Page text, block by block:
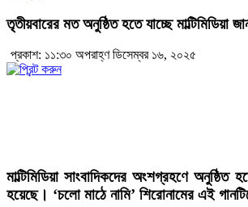
তৃতীয়বারের মত অনুষ্ঠিত হতে যাচ্ছে মাল্টিমিডিয়া
প্রকাশ: ১১:৩০ অপরাহ্ণ ডিসেম্বর ১৬, ২০২৫
মাল্টিমিডিয়া সাংবাদিকদের অংশগ্রহণে
হয়েছে। ‘চলো মাঠে নামি’ শিরোনামের এই